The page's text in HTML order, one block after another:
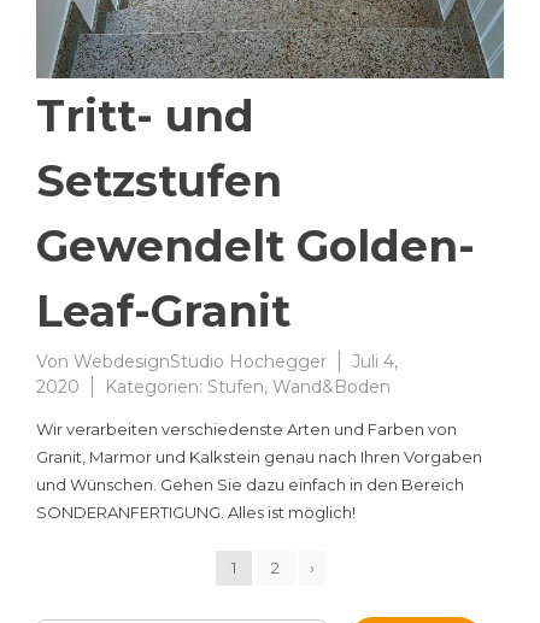
Tritt- und
Setzstufen
Gewendelt Golden-
Leaf-Granit
Von WebdesignStudio Hochegger
Juli 4,
2020
Kategorien: Stufen, Wand&Boden
Wir verarbeiten verschiedenste Arten und Farben von
Granit, Marmor und Kalkstein genau nach Ihren Vorgaben
und Wünschen. Gehen Sie dazu einfach in den Bereich
SONDERANFERTIGUNG. Alles ist möglich!
1 2 ›